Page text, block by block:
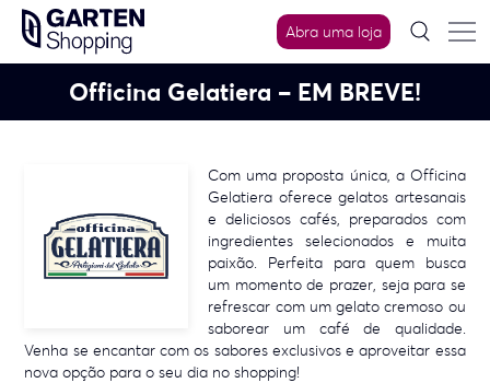
Skip
content
Abra uma loja
Officina Gelatiera – EM BREVE!
Com uma proposta única, a Officina
Gelatiera oferece gelatos artesanais
e deliciosos cafés, preparados com
ingredientes selecionados e muita
paixão. Perfeita para quem busca
um momento de prazer, seja para se
refrescar com um gelato cremoso ou
saborear um café de qualidade.
Venha se encantar com os sabores exclusivos e aproveitar essa
nova opção para o seu dia no shopping!